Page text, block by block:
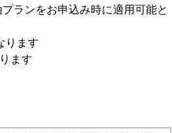
ランをお申込み時に適用可能と
ります
ます